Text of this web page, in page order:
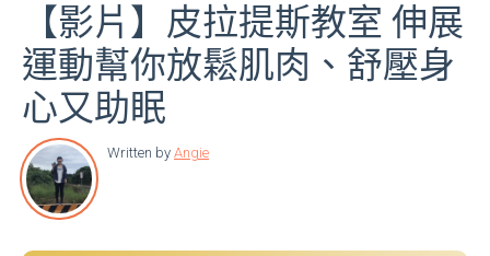
【影片】皮拉提斯教室 伸展
運動幫你放鬆肌肉、舒壓身
心又助眠
Written by Angie